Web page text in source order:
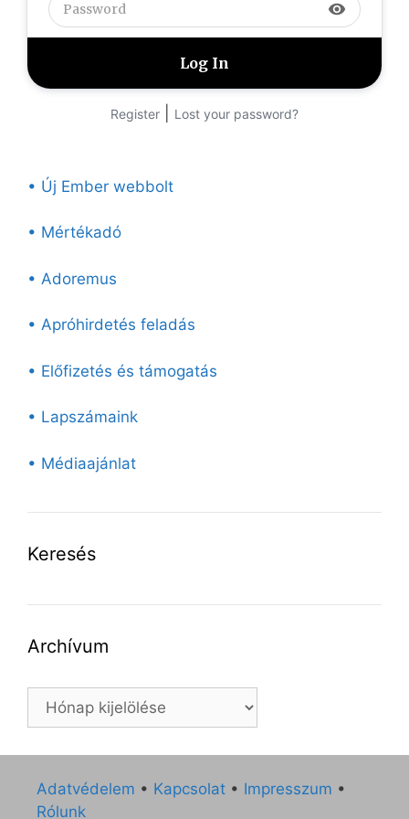
visibility
Register Lost your password?
• Új Ember webbolt
• Mértékadó
• Adoremus
• Apróhirdetés feladás
• Előfizetés és támogatás
• Lapszámaink
• Médiaajánlat
Keresés
Archívum
Archívum
Adatvédelem • Kapcsolat • Impresszum •
Rólunk